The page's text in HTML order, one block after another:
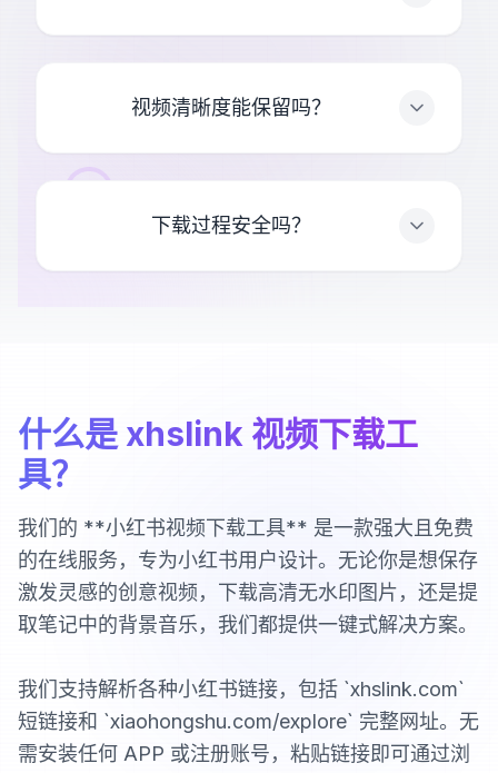
视频清晰度能保留吗？
下载过程安全吗？
什么是 xhslink 视频下载工
具？
我们的 **小红书视频下载工具** 是一款强大且免费
的在线服务，专为小红书用户设计。无论你是想保存
激发灵感的创意视频，下载高清无水印图片，还是提
取笔记中的背景音乐，我们都提供一键式解决方案。
我们支持解析各种小红书链接，包括 `xhslink.com`
短链接和 `xiaohongshu.com/explore` 完整网址。无
需安装任何 APP 或注册账号，粘贴链接即可通过浏